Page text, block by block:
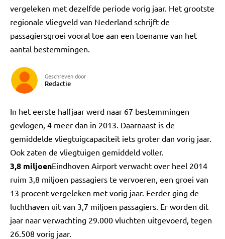
vergeleken met dezelfde periode vorig jaar. Het grootste
regionale vliegveld van Nederland schrijft de
passagiersgroei vooral toe aan een toename van het
aantal bestemmingen.
Geschreven door
Redactie
In het eerste halfjaar werd naar 67 bestemmingen
gevlogen, 4 meer dan in 2013. Daarnaast is de
gemiddelde vliegtuigcapaciteit iets groter dan vorig jaar.
Ook zaten de vliegtuigen gemiddeld voller.
3,8 miljoenEindhoven Airport verwacht over heel 2014
ruim 3,8 miljoen passagiers te vervoeren, een groei van
13 procent vergeleken met vorig jaar. Eerder ging de
luchthaven uit van 3,7 miljoen passagiers. Er worden dit
jaar naar verwachting 29.000 vluchten uitgevoerd, tegen
26.508 vorig jaar.